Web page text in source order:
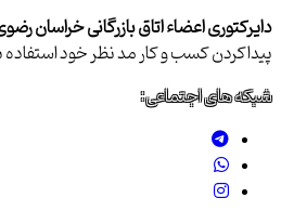
دایرکتوری اعضاء اتاق بازرگانی خراسان
پیداکردن کسب و کار مد نظر خود
شبکه های اجتماعی: